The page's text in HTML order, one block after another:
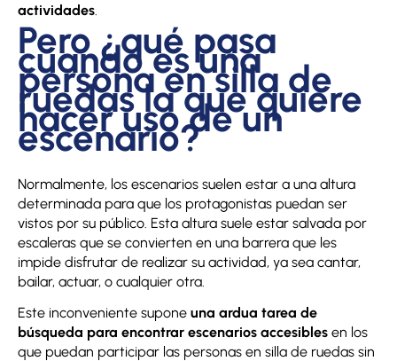
actividades
Pero ¿qué pasa
cuando es una
persona en silla de
ruedas la que quiere
hacer uso de un
escenario?
Normalmente, los escenarios suelen estar a una altura
determinada para que los protagonistas puedan ser
vistos por su público. Esta altura suele estar salvada por
escaleras que se convierten en una barrera que les
impide disfrutar de realizar su actividad, ya sea cantar,
bailar, actuar, o cualquier otra.
Este inconveniente supone una ardua tarea de
búsqueda para encontrar escenarios accesibles en los
que puedan participar las personas en silla de ruedas sin